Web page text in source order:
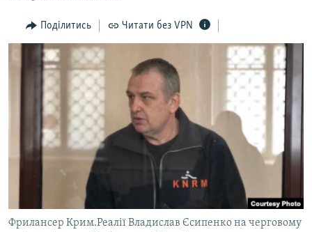
ДЕПОРТАЦІЯ
ВІДЕОУРОКИ «ELIFBE»
СВІДЧЕННЯ ОКУПАЦІЇ
УКРАЇНСЬКА ПРОБЛЕМА КРИМУ
ІНФОГРАФІКА
ЯК ОБІЙТИ БЛОКУВАННЯ
Русский
Qırımtatar
ДОЛУЧАЙСЯ!
Усі сайти RFE/RL
Поділитись Читати без VPN
Фрилансер Крим.Реалії Владислав Єсипенко на черговому